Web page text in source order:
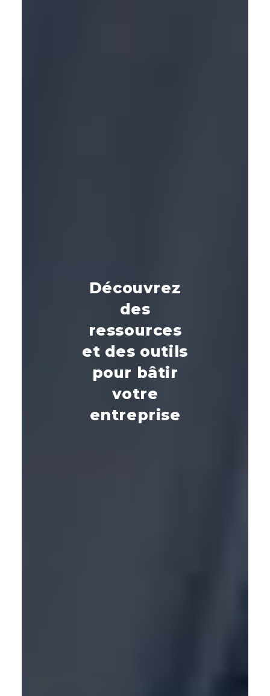
Découvrez
des
ressources
et des outils
pour bâtir
votre
entreprise